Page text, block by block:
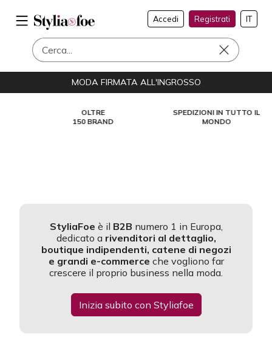
Accedi Registrati IT
MODA FIRMATA ALL'INGROSSO
OLTRE
150 BRAND
SPEDIZIONI IN TUTTO IL
MONDO
StyliaFoe è il B2B numero 1 in Europa,
dedicato a rivenditori al dettaglio,
boutique indipendenti, catene di negozi
e grandi e-commerce che vogliono far
crescere il proprio business nella moda.
Inizia subito con Styliafoe